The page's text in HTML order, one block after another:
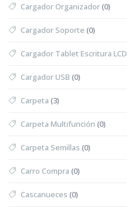
Cargador Organizador(0)
Cargador Soporte (0)
Cargador Tablet Escritura LCD
Cargador USB (0)
Carpeta (3)
Carpeta Multifunción (0)
Carpeta Semillas (0)
Carro Compra (0)
Cascanueces (0)